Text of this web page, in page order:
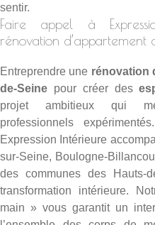
sentir.
Faire appel à
rénovation d’appartement
Entreprendre une rénovation
de-Seine pour créer des
projet ambitieux qui
professionnels
Expression Intérieure
sur-Seine, Boulogne-
des communes des Hauts-
transformation intérieure.
main » vous garantit un